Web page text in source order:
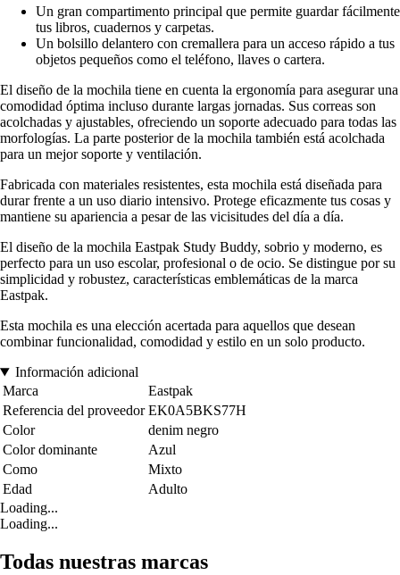
Un gran compartimento principal que permite guardar fácilmente
tus libros, cuadernos y carpetas.
Un bolsillo delantero con cremallera para un acceso rápido a tus
objetos pequeños como el teléfono, llaves o cartera.
El diseño de la mochila tiene en cuenta la ergonomía para asegurar una
comodidad óptima incluso durante largas jornadas. Sus correas son
acolchadas y ajustables, ofreciendo un soporte adecuado para todas las
morfologías. La parte posterior de la mochila también está acolchada
para un mejor soporte y ventilación.
Fabricada con materiales resistentes, esta mochila está diseñada para
durar frente a un uso diario intensivo. Protege eficazmente tus cosas y
mantiene su apariencia a pesar de las vicisitudes del día a día.
El diseño de la mochila Eastpak Study Buddy, sobrio y moderno, es
perfecto para un uso escolar, profesional o de ocio. Se distingue por su
simplicidad y robustez, características emblemáticas de la marca
Eastpak.
Esta mochila es una elección acertada para aquellos que desean
combinar funcionalidad, comodidad y estilo en un solo producto.
Información adicional
Marca
Eastpak
Referencia del proveedor EK0A5BKS77H
Color
denim negro
Color dominante
Azul
Como
Mixto
Edad
Adulto
Loading...
Loading...
Todas nuestras marcas